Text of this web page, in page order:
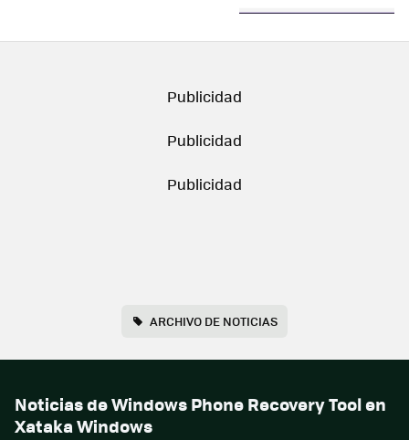
ARCHIVO DE NOTICIAS
Noticias de Windows Phone Recovery Tool en
Xataka Windows